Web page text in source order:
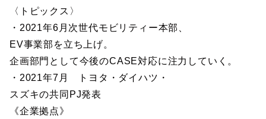
〈トピックス〉
・2021年6月次世代モビリティー本部、
EV事業部を立ち上げ。
企画部門として今後のCASE対応に注力していく。
・2021年7月 トヨタ・ダイハツ・
スズキの共同PJ発表
《企業拠点》